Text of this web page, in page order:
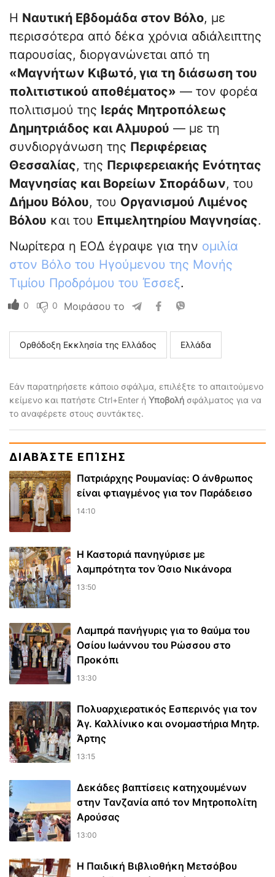
Η Ναυτική Εβδομάδα στον Βόλο, με
περισσότερα από δέκα χρόνια αδιάλειπτης
παρουσίας, διοργανώνεται από τη
«Μαγνήτων Κιβωτό, για τη διάσωση του
πολιτιστικού αποθέματος» — τον φορέα
πολιτισμού της Ιεράς Μητροπόλεως
Δημητριάδος και Αλμυρού — με τη
συνδιοργάνωση της Περιφέρειας
Θεσσαλίας, της Περιφερειακής Ενότητας
Μαγνησίας και Βορείων Σποράδων, του
Δήμου Βόλου, του Οργανισμού Λιμένος
Βόλου και του Επιμελητηρίου Μαγνησίας.
Νωρίτερα η ΕΟΔ έγραψε για την ομιλία
στον Βόλο του Ηγούμενου της Μονής
Τιμίου Προδρόμου του Έσσεξ.
0 0 Μοιράσου το
Ορθόδοξη Εκκλησία της Ελλάδος Ελλάδα
Εάν παρατηρήσετε κάποιο σφάλμα, επιλέξτε το απαιτούμενο
κείμενο και πατήστε Ctrl+Enter ή Υποβολή σφάλματος για να
το αναφέρετε στους συντάκτες.
ΔΙΑΒΆΣΤΕ ΕΠΊΣΗΣ
Πατριάρχης Ρουμανίας: Ο άνθρωπος
είναι φτιαγμένος για τον Παράδεισο
14:10
Η Καστοριά πανηγύρισε με
λαμπρότητα τον Όσιο Νικάνορα
13:50
Λαμπρά πανήγυρις για το θαύμα του
Οσίου Ιωάννου του Ρώσσου στο
Προκόπι
13:30
Πολυαρχιερατικός Εσπερινός για τον
Άγ. Καλλίνικο και ονομαστήρια Μητρ.
Άρτης
13:15
Δεκάδες βαπτίσεις κατηχουμένων
στην Τανζανία από τον Μητροπολίτη
Αρούσας
13:00
Η Παιδική Βιβλιοθήκη Μετσόβου